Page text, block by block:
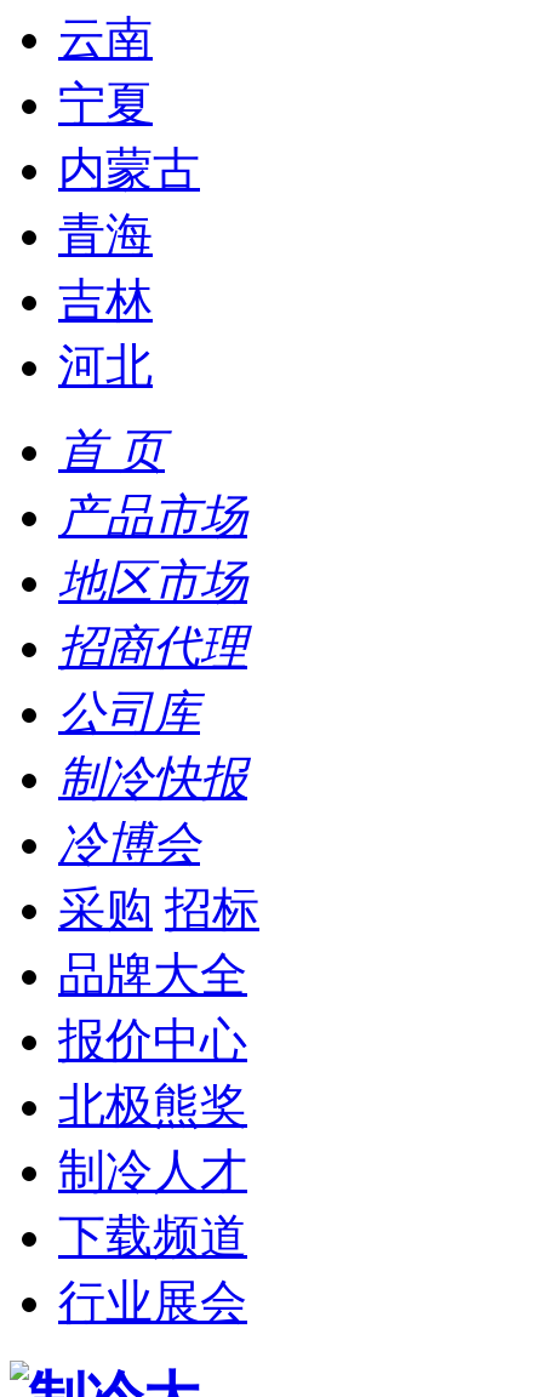
云南
宁夏
内蒙古
青海
吉林
河北
首 页
产品市场
地区市场
招商代理
公司库
制冷快报
冷博会
采购 招标
品牌大全
报价中心
北极熊奖
制冷人才
下载频道
行业展会